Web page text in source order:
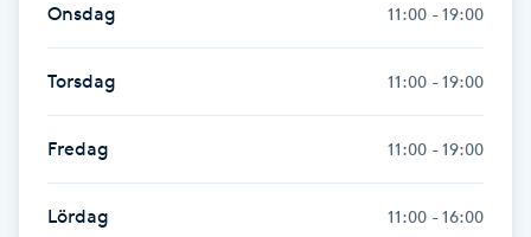
Frisör
Funktionsanalys
Färgning
Föning
Onsdag 11:00 - 19:00
Torsdag 11:00 - 19:00
Fredag 11:00 - 19:00
Lördag 11:00 - 16:00